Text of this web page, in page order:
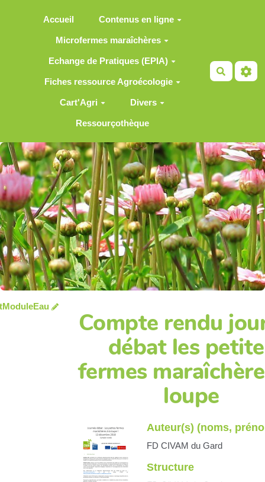
Accueil Contenus en ligne
Microfermes maraîchères
Echange de Pratiques (EPIA)
Fiches ressource Agroécologie
Cart'Agri Divers
Ressourçothèque
Compte rendu
débat les
fermes
loupe
Auteur(s) (noms,
FD CIVAM du Gard
Structure